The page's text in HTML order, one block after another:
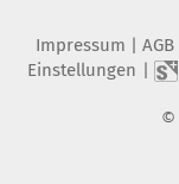
Impressum | AGB
Einstellungen |
©